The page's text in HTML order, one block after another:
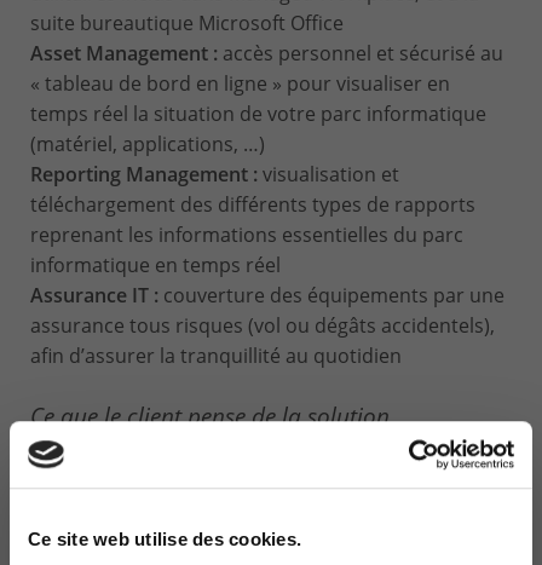
Ce site web utilise des cookies.
suite bureautique Microsoft Office
Asset Management : accès personnel et sécurisé au
« tableau de bord en ligne » pour visualiser en
temps réel la situation de votre parc informatique
(matériel, applications, …)
Reporting Management : visualisation et
téléchargement des différents types de rapports
reprenant les informations essentielles du parc
informatique en temps réel
Assurance IT : couverture des équipements par une
assurance tous risques (vol ou dégâts accidentels),
afin d’assurer la tranquillité au quotidien
Ce que le client pense de la solution
Le prix compétitif et la réactivité de COMPUTERLAND
Managed Worklplace selon Technord.